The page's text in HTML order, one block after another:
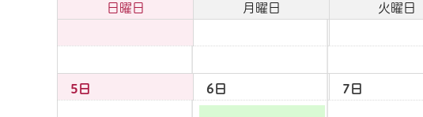
日曜日 月曜日 火曜日
5日 6日 7日